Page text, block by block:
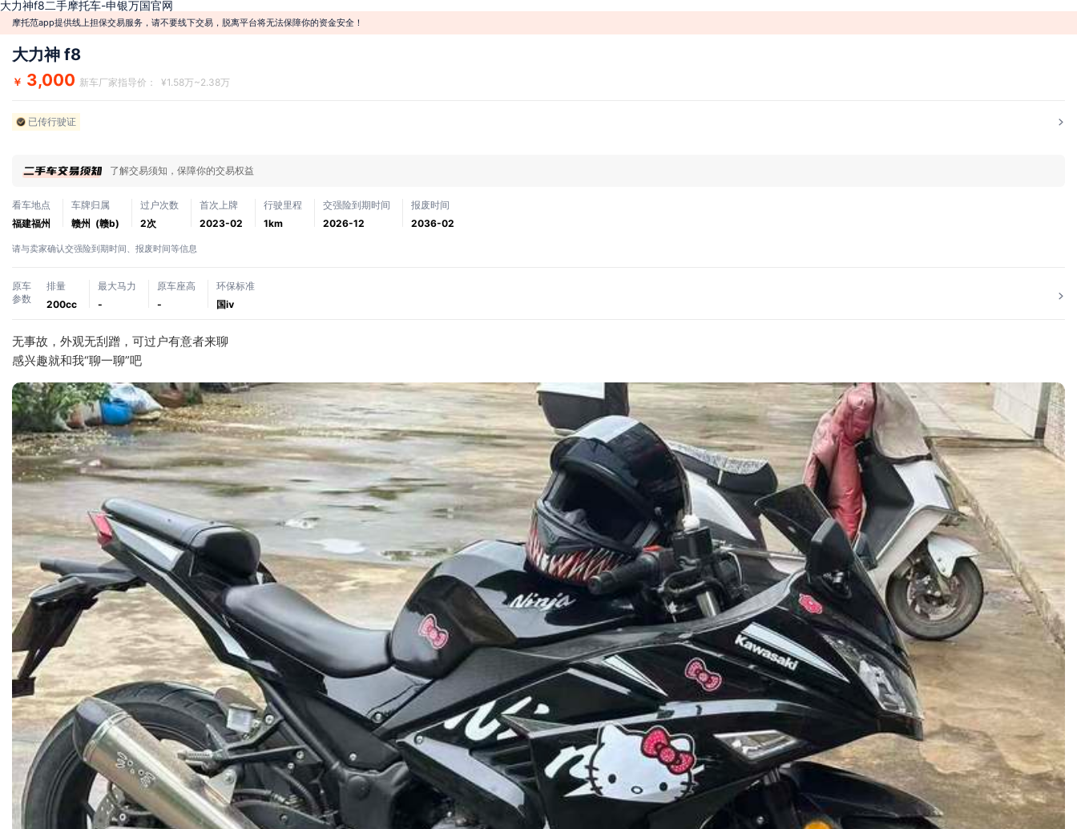
大力神f8二手摩托车-申银万国官网
摩托范app提供线上担保交易服务，请不要线下交易，脱离平台将无法保障你的资金安全！
大力神 f8
￥ 3,000 新车厂家指导价： ¥1.58万~2.38万
已传行驶证
了解交易须知，保障你的交易权益
看车地点
福建福州
车牌归属
赣州 (赣b)
过户次数
2次
首次上牌
2023-02
行驶里程
1km
交强险到期时间
2026-12
报废时间
2036-02
请与卖家确认交强险到期时间、报废时间等信息
原车
参数
排量
200cc
最大马力
-
原车座高
-
环保标准
国ⅳ
无事故，外观无刮蹭，可过户有意者来聊
感兴趣就和我“聊一聊”吧